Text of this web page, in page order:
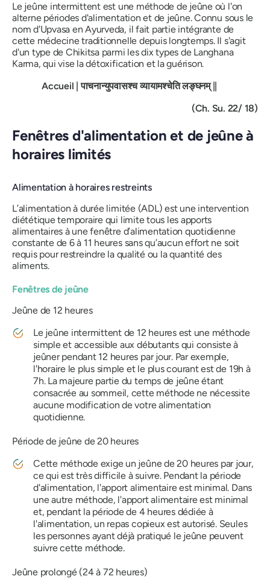
Le jeûne intermittent est une méthode de jeûne où l'on
alterne périodes d'alimentation et de jeûne. Connu sous le
nom d'Upvasa en Ayurveda, il fait partie intégrante de
cette médecine traditionnelle depuis longtemps. Il s'agit
d'un type de Chikitsa parmi les dix types de Langhana
Karma, qui vise la détoxification et la guérison.
Accueil | ​पाचनान्युपवासश्चव्यायामश्चेतिलङ्घनम् ||
(Ch. Su. 22/ 18)
Fenêtres d'alimentation et de jeûne à
horaires limités
Alimentation à horaires restreints
L’alimentation à durée limitée (ADL) est une intervention
diététique temporaire qui limite tous les apports
alimentaires à une fenêtre d’alimentation quotidienne
constante de 6 à 11 heures sans qu’aucun effort ne soit
requis pour restreindre la qualité ou la quantité des
aliments.
Fenêtres de jeûne
Jeûne de 12 heures
Le jeûne intermittent de 12 heures est une méthode
simple et accessible aux débutants qui consiste à
jeûner pendant 12 heures par jour. Par exemple,
l'horaire le plus simple et le plus courant est de 19h à
7h. La majeure partie du temps de jeûne étant
consacrée au sommeil, cette méthode ne nécessite
aucune modification de votre alimentation
quotidienne.
Période de jeûne de 20 heures
Cette méthode exige un jeûne de 20 heures par jour,
ce qui est très difficile à suivre. Pendant la période
d'alimentation, l'apport alimentaire est minimal. Dans
une autre méthode, l'apport alimentaire est minimal
et, pendant la période de 4 heures dédiée à
l'alimentation, un repas copieux est autorisé. Seules
les personnes ayant déjà pratiqué le jeûne peuvent
suivre cette méthode.
Jeûne prolongé (24 à 72 heures)